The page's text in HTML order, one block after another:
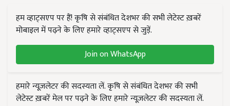
हम व्हाट्सएप पर हैं! कृषि से संबंधित देशभर की सभी लेटेस्ट ख़बरें
मोबाइल में पढ़ने के लिए हमारे व्हाट्सएप से जुड़ें.
Join on WhatsApp
हमारे न्यूज़लेटर की सदस्यता लें. कृषि से संबंधित देशभर की सभी
लेटेस्ट ख़बरें मेल पर पढ़ने के लिए हमारे न्यूज़लेटर की सदस्यता लें.